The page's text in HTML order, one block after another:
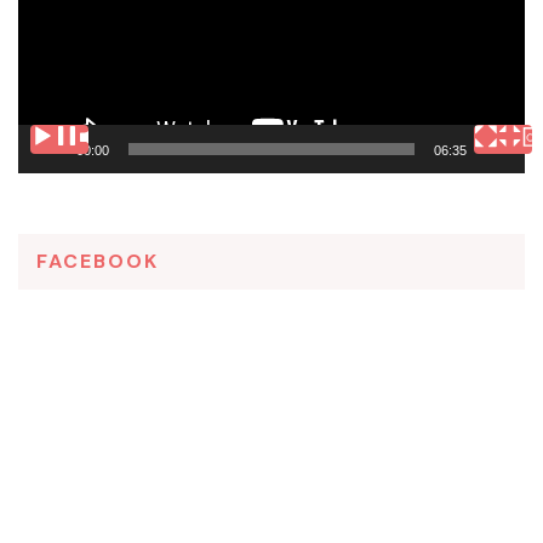
00:00 06:35
FACEBOOK